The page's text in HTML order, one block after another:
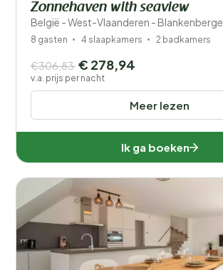
Zonnehaven with seaview
België - West-Vlaanderen - Blankenberge
8 gasten 4 slaapkamers 2 badkamers
Meer lezen
€306,83 € 278,94
v.a. prijs per nacht
Ik ga boeken